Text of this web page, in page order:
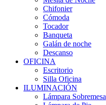
Chifonier
Cómoda
Tocador
Banqueta
Galán de noche
Descanso
OFICINA
Escritorio
Silla Oficina
ILUMINACIÓN
Lámpara Sobremesa